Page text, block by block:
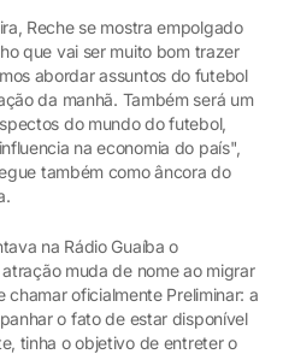
Reche se mostra empolgado
que vai ser muito bom trazer
abordar assuntos do futebol
da manhã. Também será um
do mundo do futebol,
na economia do país",
também como âncora do
na Rádio Guaíba o
muda de nome ao migrar
chamar oficialmente Preliminar: a
o fato de estar disponível
tinha o objetivo de entreter o